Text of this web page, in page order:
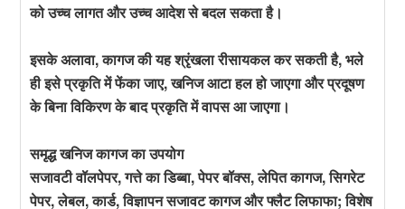
को उच्च लागत और उच्च आदेश से बदल सकता है।
इसके अलावा, कागज की यह श्रृंखला रीसायकल कर सकती है, भले
ही इसे प्रकृति में फेंका जाए, खनिज आटा हल हो जाएगा और प्रदूषण
के बिना विकिरण के बाद प्रकृति में वापस आ जाएगा।
समृद्ध खनिज कागज का उपयोग
सजावटी वॉलपेपर, गत्ते का डिब्बा, पेपर बॉक्स, लेपित कागज, सिगरेट
पेपर, लेबल, कार्ड, विज्ञापन सजावट कागज और फ्लैट लिफाफा; विशेष